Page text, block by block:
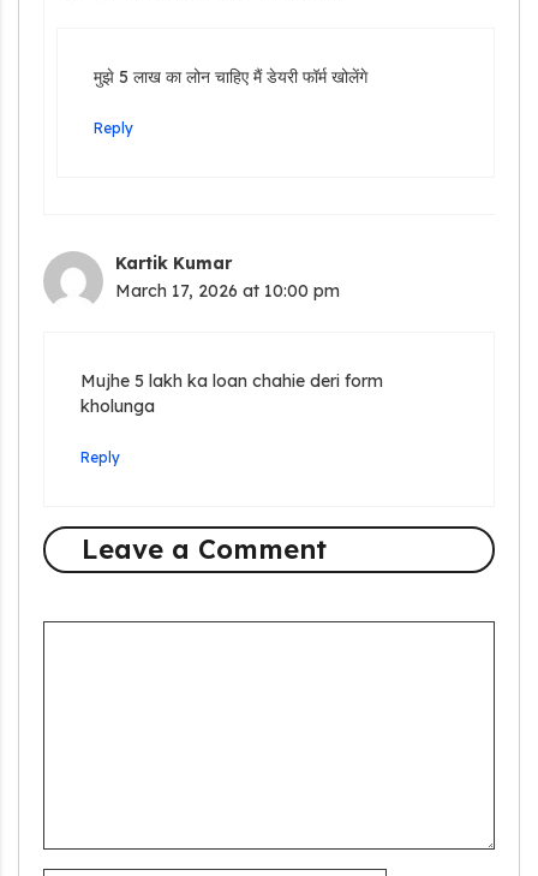
मुझे 5 लाख का लोन चाहिए मैं डेयरी फॉर्म खोलेंगे
Reply
Kartik Kumar
March 17, 2026 at 10:00 pm
Mujhe 5 lakh ka loan chahie deri form
kholunga
Reply
Leave a Comment